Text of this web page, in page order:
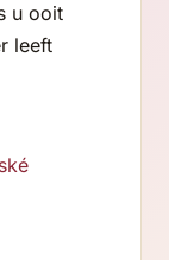
u ooit
leeft